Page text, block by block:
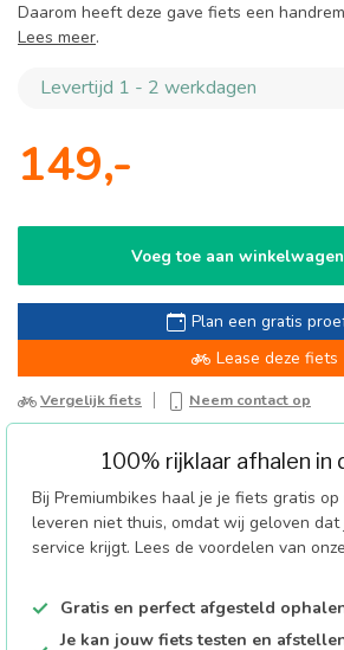
Daarom heeft deze gave fiets een
Lees meer.
Levertijd 1 - 2 werkdagen
149,-
Voeg toe aan winkelwagen
Plan een gratis
Lease deze fiets
Vergelijk fiets Neem contact op
100% rijklaar afhalen in
Bij Premiumbikes haal je je fiets gratis
leveren niet thuis, omdat wij geloven
service krijgt. Lees de voordelen van
Gratis en perfect afgesteld
Je kan jouw fiets testen en